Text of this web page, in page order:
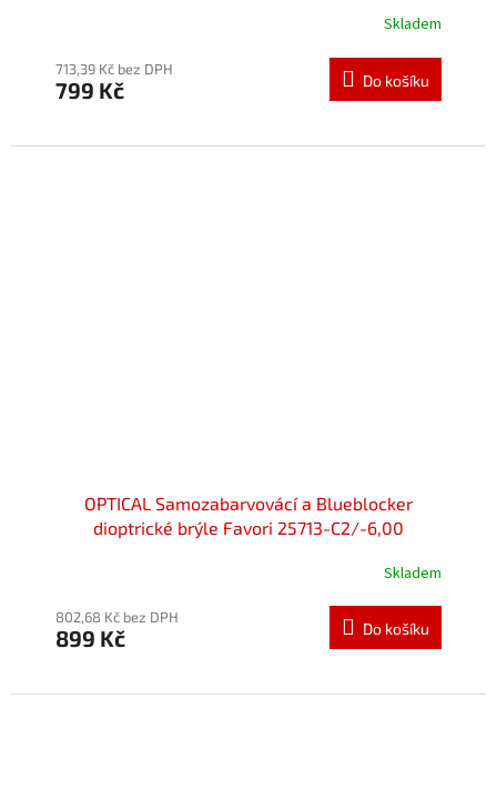
Skladem
713,39 Kč bez DPH
799 Kč Do košíku
OPTICAL Samozabarvovácí a Blueblocker
dioptrické brýle Favori 25713-C2/-6,00
Skladem
802,68 Kč bez DPH
899 Kč Do košíku